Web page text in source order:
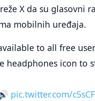
X da su glasovni
mobilnih uređaja.
to all free
headphones icon to
pic.twitter.com/